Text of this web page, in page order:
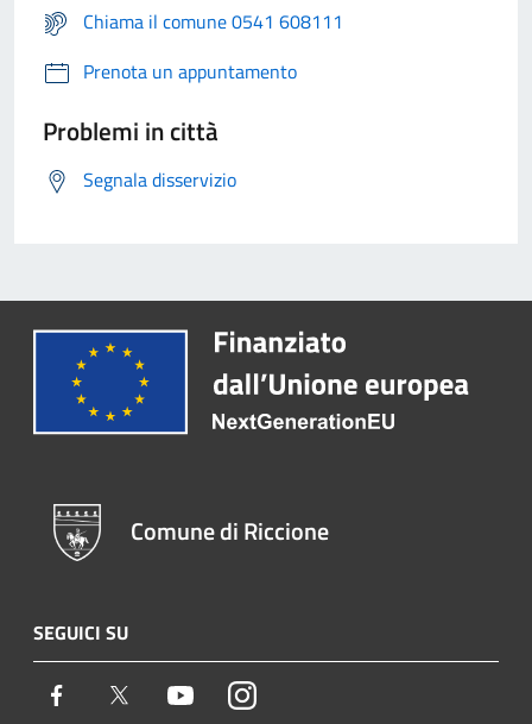
Chiama il comune 0541 608111
Prenota un appuntamento
Problemi in città
Segnala disservizio
Comune di Riccione
SEGUICI SU
Facebook Twitter YoutubeInstagram